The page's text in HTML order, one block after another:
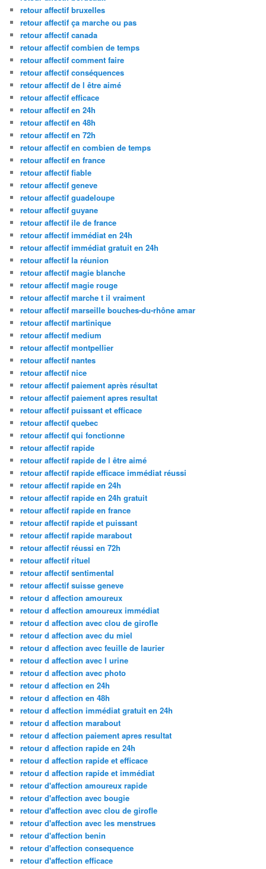
retour affectif bruxelles
retour affectif ça marche ou pas
retour affectif canada
retour affectif combien de temps
retour affectif comment faire
retour affectif conséquences
retour affectif de l être aimé
retour affectif efficace
retour affectif en 24h
retour affectif en 48h
retour affectif en 72h
retour affectif en combien de temps
retour affectif en france
retour affectif fiable
retour affectif geneve
retour affectif guadeloupe
retour affectif guyane
retour affectif ile de france
retour affectif immédiat en 24h
retour affectif immédiat gratuit en 24h
retour affectif la réunion
retour affectif magie blanche
retour affectif magie rouge
retour affectif marche t il vraiment
retour affectif marseille bouches-du-rhône amar
retour affectif martinique
retour affectif medium
retour affectif montpellier
retour affectif nantes
retour affectif nice
retour affectif paiement après résultat
retour affectif paiement apres resultat
retour affectif puissant et efficace
retour affectif quebec
retour affectif qui fonctionne
retour affectif rapide
retour affectif rapide de l être aimé
retour affectif rapide efficace immédiat réussi
retour affectif rapide en 24h
retour affectif rapide en 24h gratuit
retour affectif rapide en france
retour affectif rapide et puissant
retour affectif rapide marabout
retour affectif réussi en 72h
retour affectif rituel
retour affectif sentimental
retour affectif suisse geneve
retour d affection amoureux
retour d affection amoureux immédiat
retour d affection avec clou de girofle
retour d affection avec du miel
retour d affection avec feuille de laurier
retour d affection avec l urine
retour d affection avec photo
retour d affection en 24h
retour d affection en 48h
retour d affection immédiat gratuit en 24h
retour d affection marabout
retour d affection paiement apres resultat
retour d affection rapide en 24h
retour d affection rapide et efficace
retour d affection rapide et immédiat
retour d'affection amoureux rapide
retour d'affection avec bougie
retour d'affection avec clou de girofle
retour d'affection avec les menstrues
retour d'affection benin
retour d'affection consequence
retour d'affection efficace